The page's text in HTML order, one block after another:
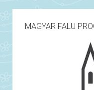
MAGYAR FALU